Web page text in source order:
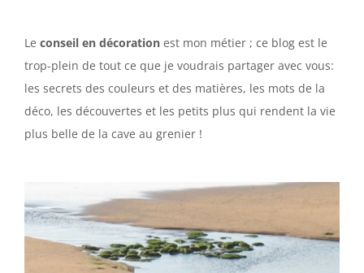
Le conseil en décoration est mon métier ; ce blog est le
trop-plein de tout ce que je voudrais partager avec vous:
les secrets des couleurs et des matières, les mots de la
déco, les découvertes et les petits plus qui rendent la vie
plus belle de la cave au grenier !